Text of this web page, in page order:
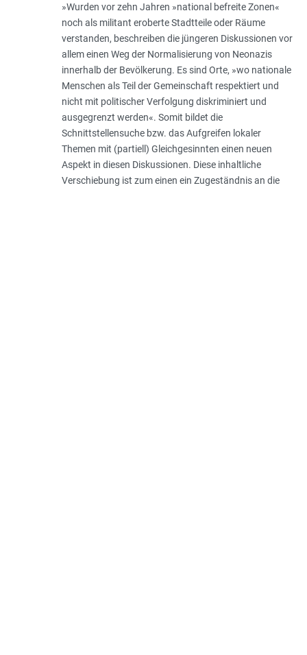
»Wurden vor zehn Jahren »national befreite Zonen«
noch als militant eroberte Stadtteile oder Räume
verstanden, beschreiben die jüngeren Diskussionen vor
allem einen Weg der Normalisierung von Neonazis
innerhalb der Bevölkerung. Es sind Orte, »wo nationale
Menschen als Teil der Gemeinschaft respektiert und
nicht mit politischer Verfolgung diskriminiert und
ausgegrenzt werden«. Somit bildet die
Schnittstellensuche bzw. das Aufgreifen lokaler
Themen mit (partiell) Gleichgesinnten einen neuen
Aspekt in diesen Diskussionen. Diese inhaltliche
Verschiebung ist zum einen ein Zugeständnis an die